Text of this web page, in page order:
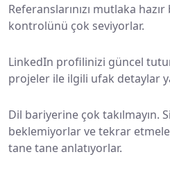
Referanslarınızı mutlaka
kontrolünü çok seviyorlar.
LinkedIn profilinizi güncel
projeler ile ilgili ufak detaylar
Dil bariyerine çok takılmayın.
beklemiyorlar ve tekrar
tane tane anlatıyorlar.